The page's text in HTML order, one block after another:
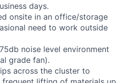
days.
onsite in an office/storage
need to work outside
noise level environment
grade fan).
across the cluster to